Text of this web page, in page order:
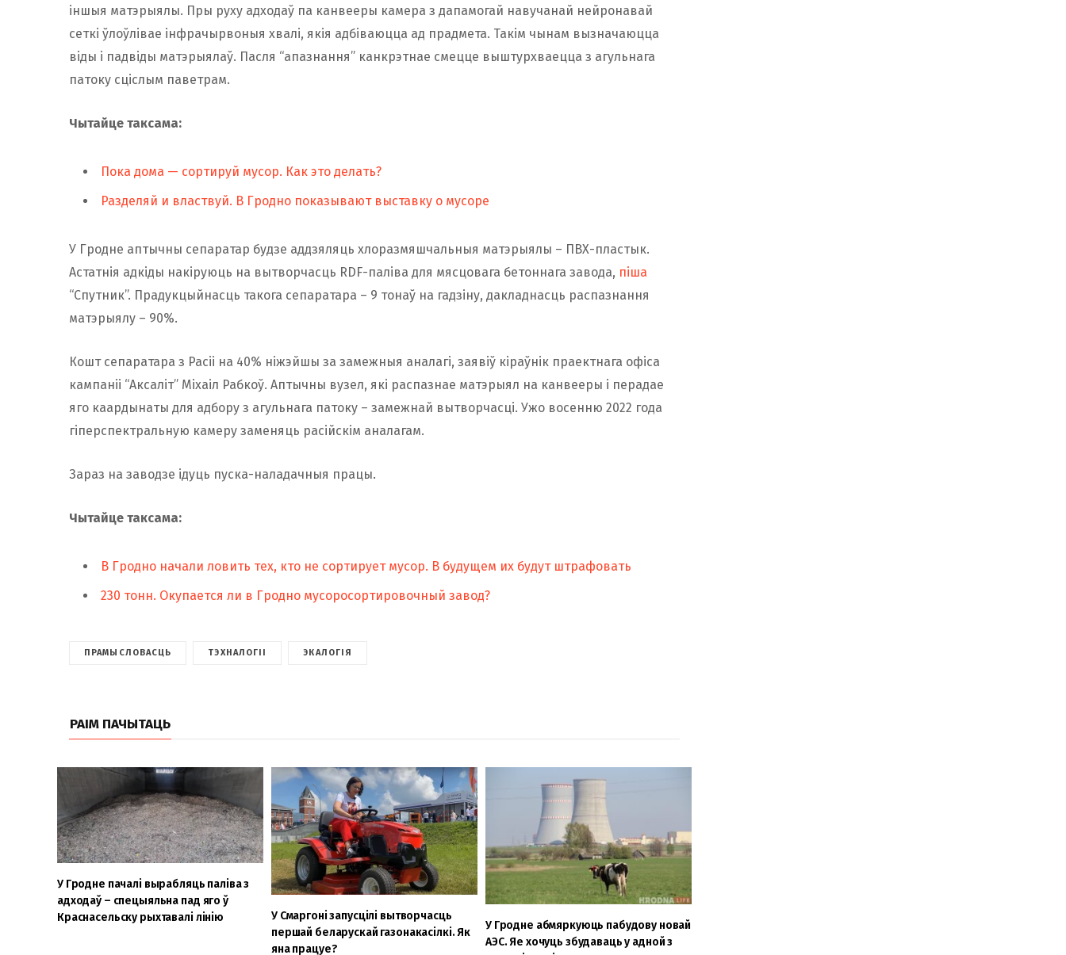
іншыя матэрыялы. Пры руху адходаў па канвееры камера з дапамогай навучанай нейронавай
сеткі ўлоўлівае інфрачырвоныя хвалі, якія адбіваюцца ад прадмета. Такім чынам вызначаюцца
віды і падвіды матэрыялаў. Пасля “апазнання” канкрэтнае смецце выштурхваецца з агульнага
патоку сціслым паветрам.
Чытайце таксама:
Пока дома — сортируй мусор. Как это делать?
Разделяй и властвуй. В Гродно показывают выставку о мусоре
У Гродне аптычны сепаратар будзе аддзяляць хлоразмяшчальныя матэрыялы – ПВХ-пластык.
Астатнія адкіды накіруюць на вытворчасць RDF-паліва для мясцовага бетоннага завода, піша
“Спутник”. Прадукцыйнасць такога сепаратара – 9 тонаў на гадзіну, дакладнасць распазнання
матэрыялу – 90%.
Кошт сепаратара з Расіі на 40% ніжэйшы за замежныя аналагі, заявіў кіраўнік праектнага офіса
кампаніі “Аксаліт” Міхаіл Рабкоў. Аптычны вузел, які распазнае матэрыял на канвееры і перадае
яго каардынаты для адбору з агульнага патоку – замежнай вытворчасці. Ужо восенню 2022 года
гіперспектральную камеру заменяць расійскім аналагам.
Зараз на заводзе ідуць пуска-наладачныя працы.
Чытайце таксама:
В Гродно начали ловить тех, кто не сортирует мусор. В будущем их будут штрафовать
230 тонн. Окупается ли в Гродно мусоросортировочный завод?
ПРАМЫСЛОВАСЦЬ ТЭХНАЛОГІІ ЭКАЛОГІЯ
РАІМ ПАЧЫТАЦЬ
У Гродне пачалі вырабляць паліва з
адходаў – спецыяльна пад яго ў
Краснасельску рыхтавалі лінію
У Смаргоні запусцілі вытворчасць
першай беларускай газонакасілкі. Як
яна працуе?
У Гродне абмяркуюць пабудову новай
АЭС. Яе хочуць збудаваць у адной з